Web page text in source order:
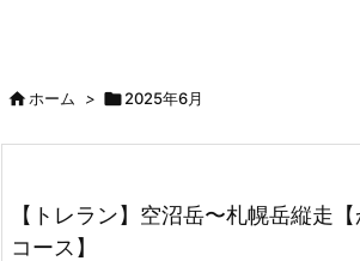
ホーム > 2025年6月
【トレラン】空沼岳〜札幌岳縦走
コース】